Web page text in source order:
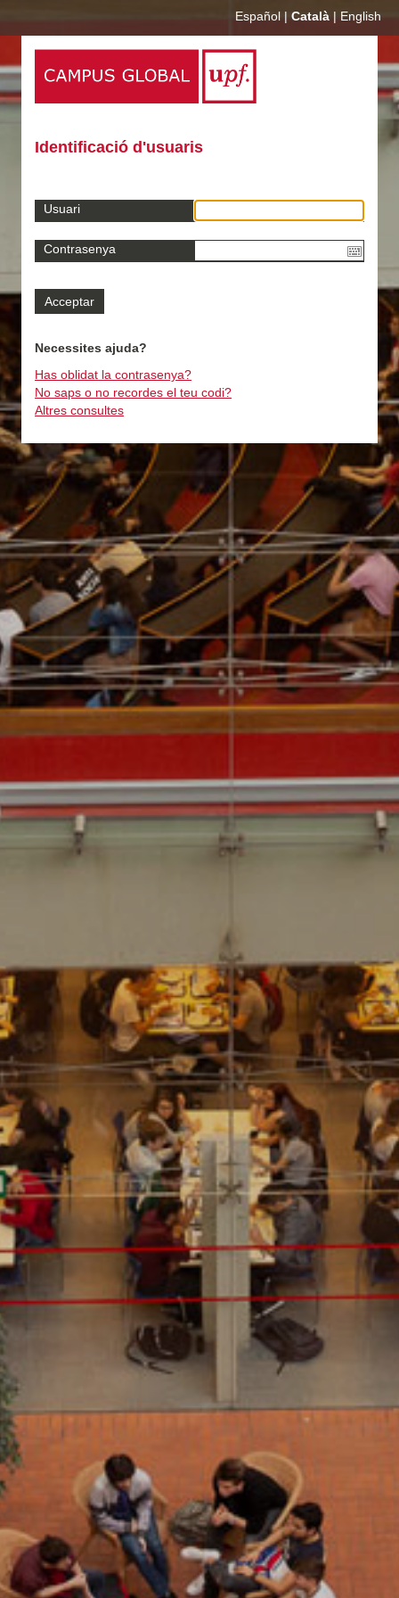
Español | Català | English
Identificació d'usuaris
Usuari
Contrasenya
Necessites ajuda?
Has oblidat la contrasenya?
No saps o no recordes el teu codi?
Altres consultes